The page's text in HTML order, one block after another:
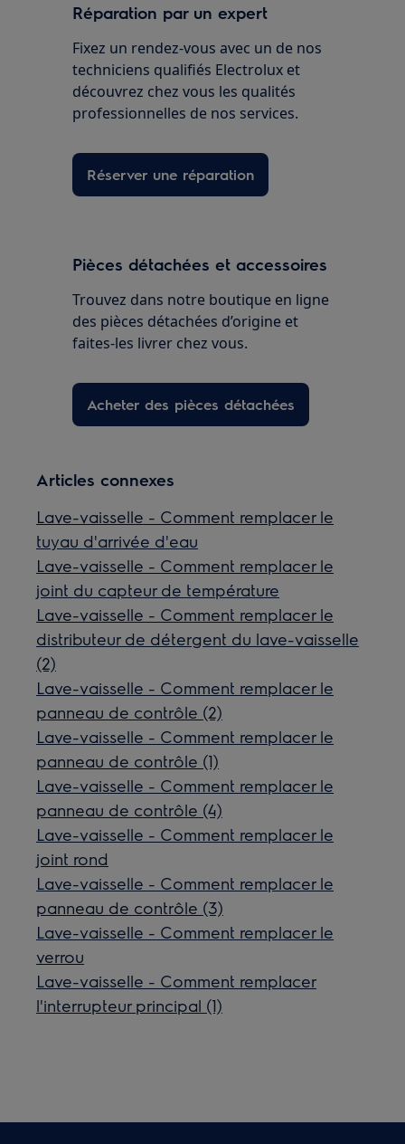
Réparation par un expert
Fixez un rendez-vous avec un de nos
techniciens qualifiés Electrolux et
découvrez chez vous les qualités
professionnelles de nos services.
Réserver une réparation
Pièces détachées et accessoires
Trouvez dans notre boutique en ligne
des pièces détachées d’origine et
faites-les livrer chez vous.
Acheter des pièces détachées
Articles connexes
Lave-vaisselle - Comment remplacer le
tuyau d'arrivée d'eau
Lave-vaisselle - Comment remplacer le
joint du capteur de température
Lave-vaisselle - Comment remplacer le
distributeur de détergent du lave-vaisselle
(2)
Lave-vaisselle - Comment remplacer le
panneau de contrôle (2)
Lave-vaisselle - Comment remplacer le
panneau de contrôle (1)
Lave-vaisselle - Comment remplacer le
panneau de contrôle (4)
Lave-vaisselle - Comment remplacer le
joint rond
Lave-vaisselle - Comment remplacer le
panneau de contrôle (3)
Lave-vaisselle - Comment remplacer le
verrou
Lave-vaisselle - Comment remplacer
l'interrupteur principal (1)